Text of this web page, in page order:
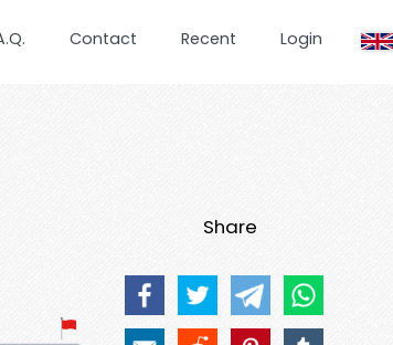
Contact Recent Login
Share